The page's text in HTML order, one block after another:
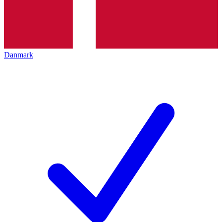
Danmark